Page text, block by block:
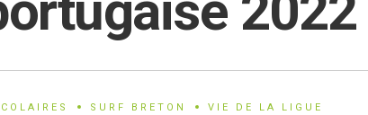
SURF BRETON VIE DE LA LIGUE